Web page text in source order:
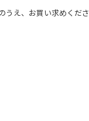
うえ、お買い求めくださ